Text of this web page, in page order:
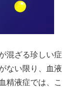
混ざる珍しい症
ない限り、血液
精液症では、こ